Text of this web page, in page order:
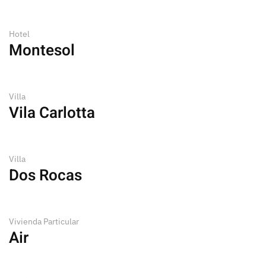
Hotel
Montesol
Villa
Vila Carlotta
Villa
Dos Rocas
Vivienda Particular
Air